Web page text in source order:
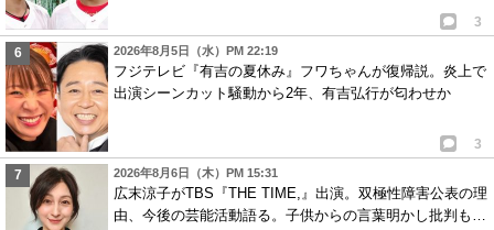
3
2026年8月5日（水）PM 22:19
フジテレビ『有吉の夏休み』フワちゃんが復帰説。炎上で
出演シーンカット騒動から2年、有吉弘行が匂わせか
3
2026年8月6日（木）PM 15:31
広末涼子がTBS『THE TIME,』出演。双極性障害公表の理
由、今後の芸能活動語る。子供からの言葉明かし批判も…